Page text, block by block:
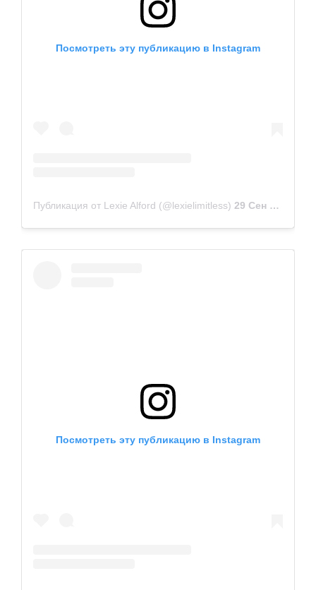
Посмотреть эту публикацию в Instagram
Публикация от Lexie Alford (@lexielimitless) 29 Сен 2018 в 5:59 PDT
Посмотреть эту публикацию в Instagram